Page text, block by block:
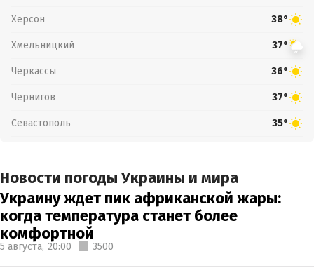
Херсон 38°
Хмельницкий 37°
Черкассы 36°
Чернигов 37°
Севастополь 35°
Новости погоды Украины и мира
Украину ждет пик африканской жары:
когда температура станет более
комфортной
5 августа, 20:00 3500